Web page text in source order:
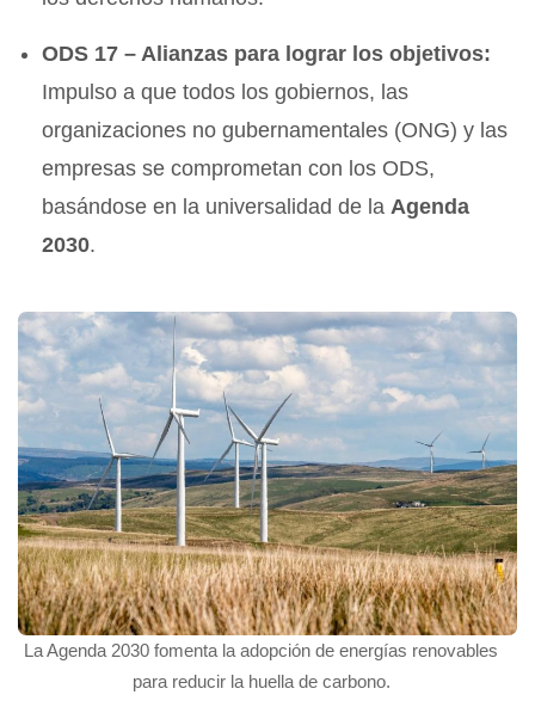
ODS 17 – Alianzas para lograr los objetivos:
Impulso a que todos los gobiernos, las
organizaciones no gubernamentales (ONG) y las
empresas se comprometan con los ODS,
basándose en la universalidad de laAgenda
2030.
La Agenda 2030 fomenta la adopción de energías renovables
para reducir la huella de carbono.